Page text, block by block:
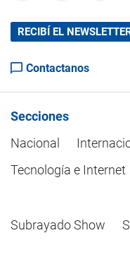
RECIBÍ EL
Contactanos
Secciones
Nacional
Tecnología e Internet
Subrayado Show